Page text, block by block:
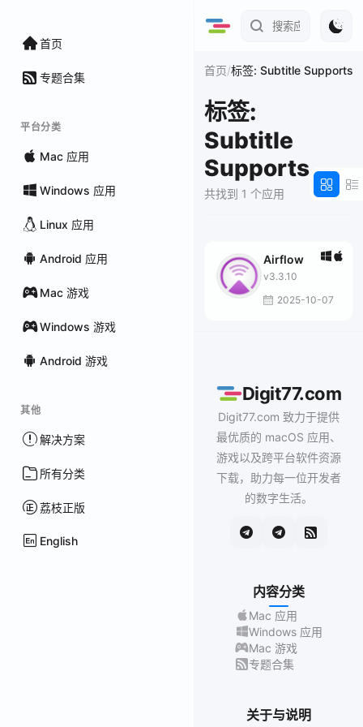
首页
专题合集
平台分类
Mac 应用
Windows 应用
Linux 应用
Android 应用
Mac 游戏
Windows 游戏
Android 游戏
其他
解决方案
所有分类
荔枝正版
English
首页/标签: Subtitle Supports
标签:
Subtitle
Supports
共找到 1 个应用
Airflow
v3.3.10
2025-10-07
Digit77.com
Digit77.com 致力于提供
最优质的 macOS 应用、
游戏以及跨平台软件资源
下载，助力每一位开发者
的数字生活。
内容分类
Mac 应用
Windows 应用
Mac 游戏
专题合集
关于与说明